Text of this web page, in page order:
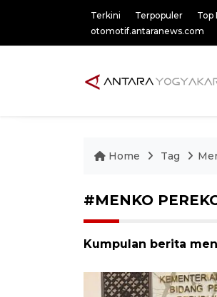
Terkini Terpopuler Top
otomotif.antaranews.com
Home Tag
#MENKO
Kumpulan berita